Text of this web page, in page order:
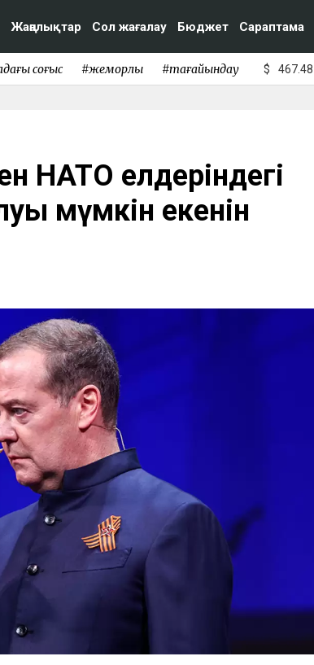
Жаңалықтар Сол жағалау Бюджет Сараптама
соғыс #жемқорлық #тағайындау $ 467.48
НАТО елдеріндегі
мүмкін екенін